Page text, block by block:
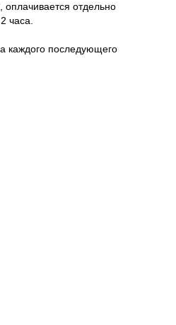
отдельно
часа.
каждого последующего